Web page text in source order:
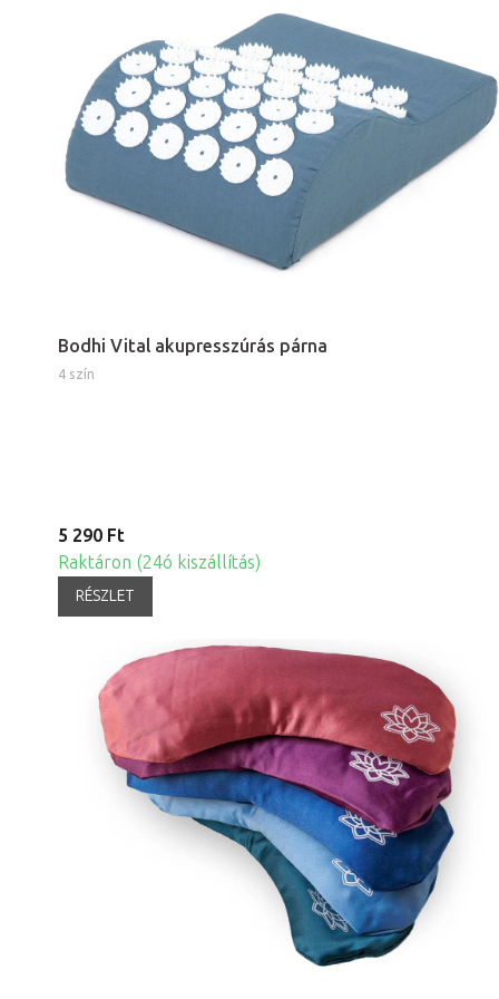
Bodhi Vital akupresszúrás párna
4 szín
5 290 Ft
Raktáron (24ó kiszállítás)
RÉSZLET